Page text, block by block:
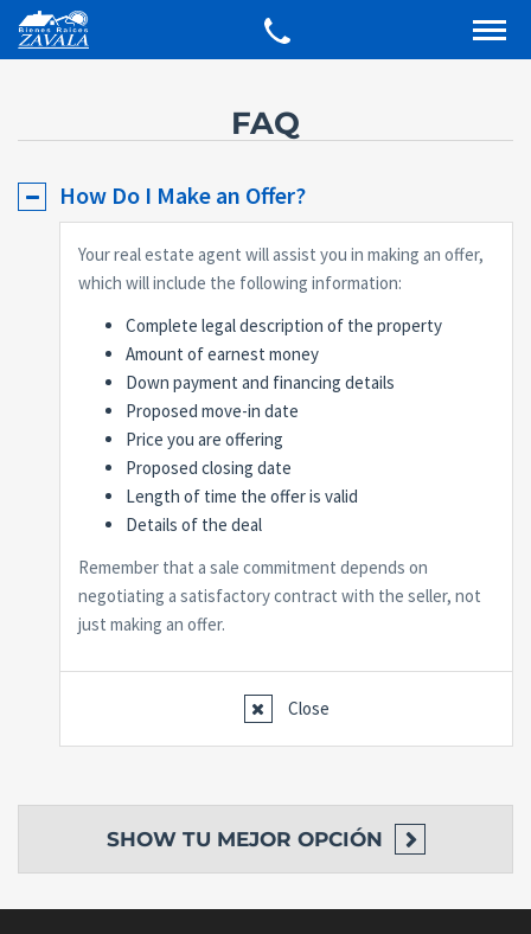
FAQ
How Do I Make an Offer?
Your real estate agent will assist you in making an offer,
which will include the following information:
Complete legal description of the property
Amount of earnest money
Down payment and financing details
Proposed move-in date
Price you are offering
Proposed closing date
Length of time the offer is valid
Details of the deal
Remember that a sale commitment depends on
negotiating a satisfactory contract with the seller, not
just making an offer.
Close
SHOW TU MEJOR OPCIÓN